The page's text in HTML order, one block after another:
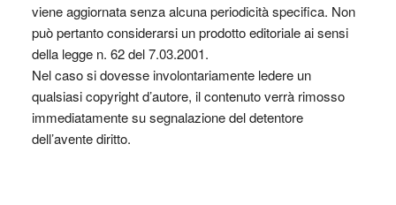
viene aggiornata senza alcuna periodicità specifica. Non
può pertanto considerarsi un prodotto editoriale ai sensi
della legge n. 62 del 7.03.2001.
Nel caso si dovesse involontariamente ledere un
qualsiasi copyright d’autore, il contenuto verrà rimosso
immediatamente su segnalazione del detentore
dell’avente diritto.